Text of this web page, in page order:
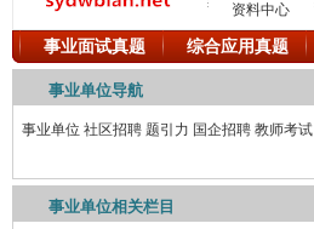
资料中心
事业面试真题 综合应用真题
事业单位导航
事业单位 社区招聘 题引力 国企招聘 教师考试
事业单位相关栏目